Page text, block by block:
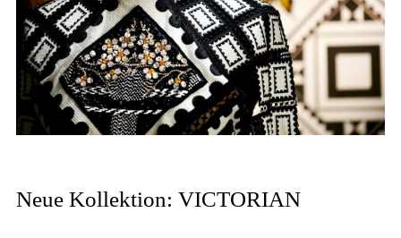
Neue Kollektion: VICTORIAN